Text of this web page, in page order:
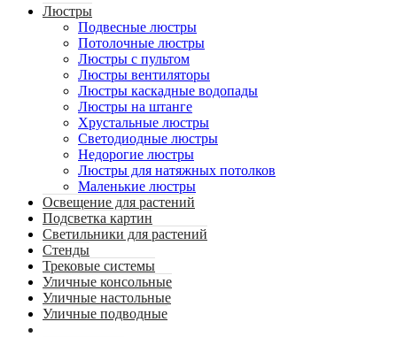
Люстры
Подвесные люстры
Потолочные люстры
Люстры с пультом
Люстры вентиляторы
Люстры каскадные водопады
Люстры на штанге
Хрустальные люстры
Светодиодные люстры
Недорогие люстры
Люстры для натяжных потолков
Маленькие люстры
Освещение для растений
Подсветка картин
Светильники для растений
Стенды
Трековые системы
Уличные консольные
Уличные настольные
Уличные подводные